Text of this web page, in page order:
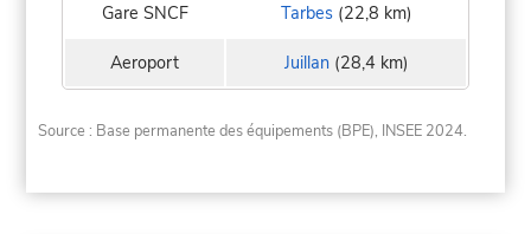
Gare SNCF Tarbes(22,8 km)
Aeroport Juillan(28,4 km)
Source : Base permanente des équipements (BPE), INSEE 2024.